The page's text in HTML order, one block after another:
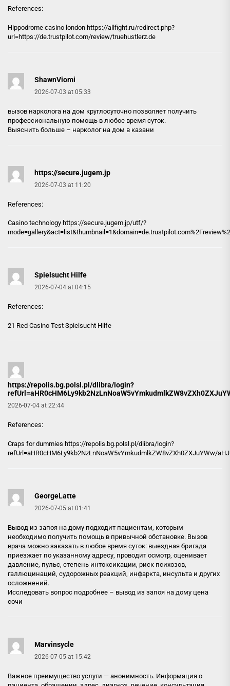
References:
Hippodrome casino london https://allfight.ru/redirect.php?
url=https://de.trustpilot.com/review/truehustlerz.de
ShawnViomi
2026-07-03 at 05:33
вызов нарколога на дом круглосуточно позволяет получить
профессиональную помощь в любое время суток.
Выяснить больше – нарколог на дом в казани
https://secure.jugem.jp
2026-07-03 at 11:20
References:
Casino technology https://secure.jugem.jp/utf/?
Spielsucht Hilfe
2026-07-04 at 04:15
References:
21 Red Casino Test Spielsucht Hilfe
https://repolis.bg.polsl.pl/dlibra/login?
2026-07-04 at 22:44
References:
Craps for dummies https://repolis.bg.polsl.pl/dlibra/login?
refUrl=aHR0cHM6Ly9kb2NzLnNoaW5vYmkudmlkZW8vZXh0ZXJuYWw/
GeorgeLatte
2026-07-05 at 01:41
Вывод из запоя на дому подходит пациентам, которым
необходимо получить помощь в привычной обстановке. Вызов
врача можно заказать в любое время суток: выездная бригада
приезжает по указанному адресу, проводит осмотр, оценивает
давление, пульс, степень интоксикации, риск психозов,
галлюцинаций, судорожных реакций, инфаркта, инсульта и других
осложнений.
Исследовать вопрос подробнее – вывод из запоя на дому цена
сочи
Marvinsycle
2026-07-05 at 15:42
Важное преимущество услуги — анонимность. Информация о